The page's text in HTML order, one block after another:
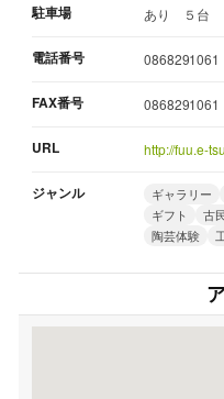
駐車場 あり ５台
電話番号 0868291061
FAX番号 0868291061
URL http://fuu.e-
ジャンル ギャラリー
ギフト
古
陶芸体験